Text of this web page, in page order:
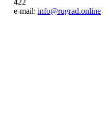
e-mail: info@rugrad.online